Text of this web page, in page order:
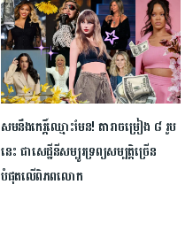
សមនឹងកេរ្តិ៍ឈ្មោះមែន! តារាចម្រៀង ៨ រូប
នេះ ជាសេដ្ឋីនីសម្បូរទ្រព្យសម្បត្តិច្រើន
បំផុតលើពិភពលោក